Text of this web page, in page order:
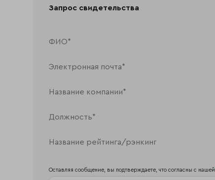
Запрос свидетельства
Оставляя сообщение, вы подтверждаете, что согласны с нашей